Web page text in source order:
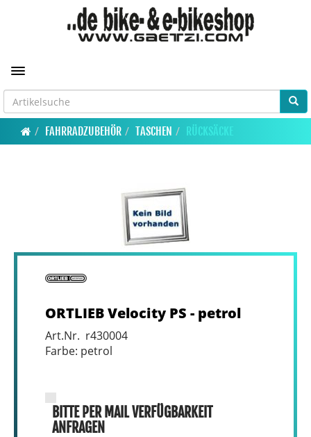
Toggle navigation
FAHRRADZUBEHÖR TASCHEN RÜCKSÄCKE
ORTLIEB Velocity PS - petrol
Art.Nr. r430004
Farbe: petrol
BITTE PER MAIL VERFÜGBARKEIT
ANFRAGEN